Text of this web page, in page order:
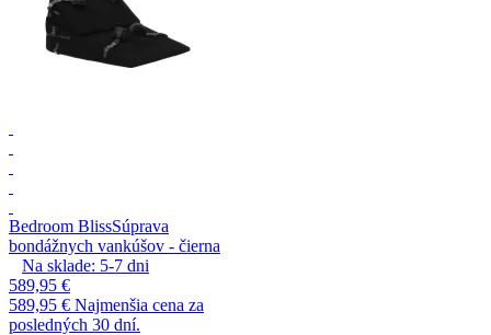
Bedroom BlissSúprava
bondážnych vankúšov - čierna
Na sklade: 5-7 dni
589,95 €
589,95 € Najmenšia cena za
posledných 30 dní.